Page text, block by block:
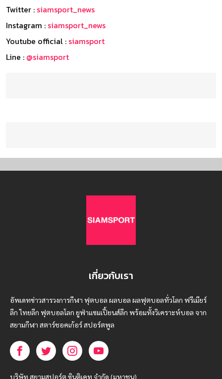
Twitter : siamsport_news
Instagram : siamsport_news
Youtube official : siamsport
Line : @siamsport
เกี่ยวกับเรา
อัพเดทข่าวสารวงการกีฬา ฟุตบอล ผลบอล ผลฟุตบอลทั่วโลก ฟรีเมียร์
ลีก ไทยลีก ฟุตบอลโลก ยูฟ่าแซมเปี้ยนส์ลีก พร้อมทั้งวิเคราะห์บอล จาก
สยามกีฬา สตาร์ชอคเก้อร์ สปอร์ตพูล
บริษัท สยามสปอร์ต ซินติเคท จำกัด (มหาชน)